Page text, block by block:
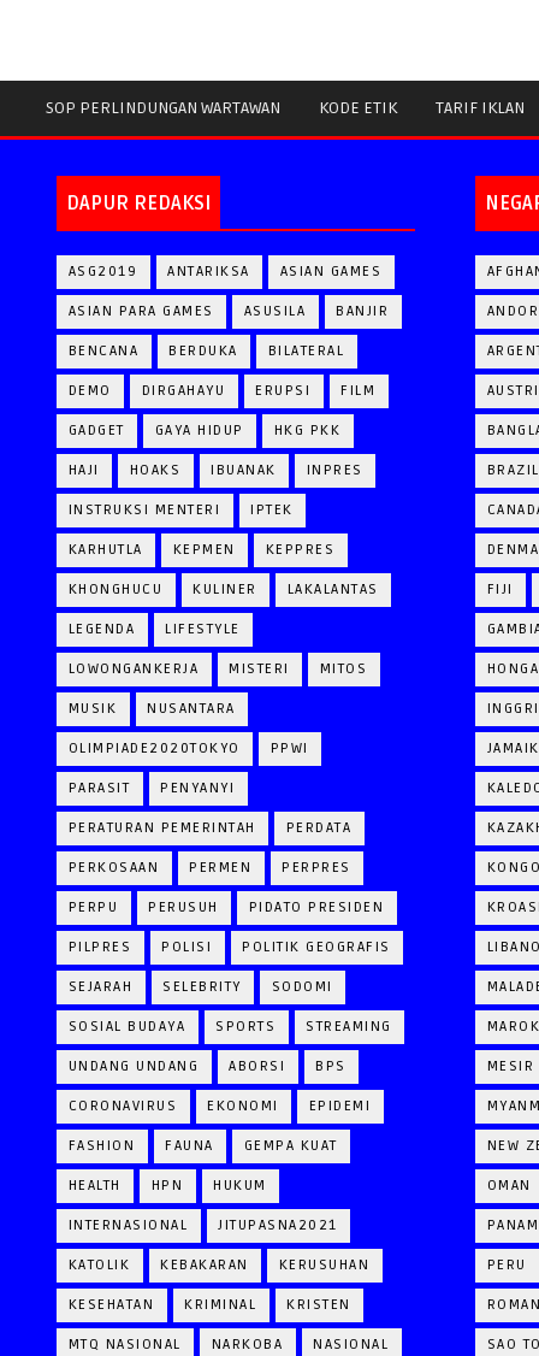
SOP PERLINDUNGAN WARTAWAN KODE ETIK TARIF IKLAN
DAPUR REDAKSI
ASG2019 ANTARIKSA ASIAN GAMES
ASIAN PARA GAMES ASUSILA BANJIR
BENCANA BERDUKA BILATERAL
DEMO DIRGAHAYU ERUPSI FILM
GADGET GAYA HIDUP HKG PKK
HAJI HOAKS IBUANAK INPRES
INSTRUKSI MENTERI IPTEK
KARHUTLA KEPMEN KEPPRES
KHONGHUCU KULINER LAKALANTAS
LEGENDA LIFESTYLE
LOWONGANKERJA MISTERI MITOS
MUSIK NUSANTARA
OLIMPIADE2020TOKYO PPWI
PARASIT PENYANYI
PERATURAN PEMERINTAH PERDATA
PERKOSAAN PERMEN PERPRES
PERPU PERUSUH PIDATO PRESIDEN
PILPRES POLISI POLITIK GEOGRAFIS
SEJARAH SELEBRITY SODOMI
SOSIAL BUDAYA SPORTS STREAMING
UNDANG UNDANG ABORSI BPS
CORONAVIRUS EKONOMI EPIDEMI
FASHION FAUNA GEMPA KUAT
HEALTH HPN HUKUM
INTERNASIONAL JITUPASNA2021
KATOLIK KEBAKARAN KERUSUHAN
KESEHATAN KRIMINAL KRISTEN
MTQ NASIONAL NARKOBA NASIONAL
BRAZIL
FIJI
MESIR
NEW
OMAN
PERU
SAO